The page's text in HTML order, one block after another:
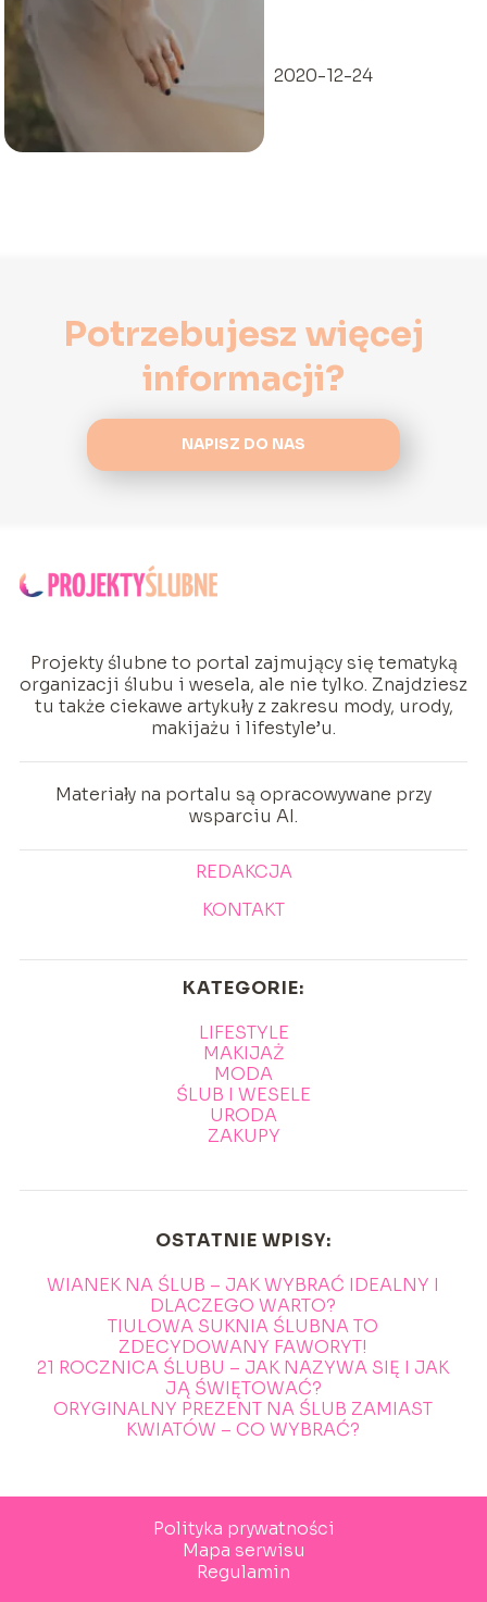
2020-12-24
Potrzebujesz więcej
informacji?
NAPISZ DO NAS
Projekty ślubne to portal zajmujący się tematyką
organizacji ślubu i wesela, ale nie tylko. Znajdziesz
tu także ciekawe artykuły z zakresu mody, urody,
makijażu i lifestyle’u.
Materiały na portalu są opracowywane przy
wsparciu AI.
REDAKCJA
KONTAKT
KATEGORIE:
LIFESTYLE
MAKIJAŻ
MODA
ŚLUB I WESELE
URODA
ZAKUPY
OSTATNIE WPISY:
WIANEK NA ŚLUB – JAK WYBRAĆ IDEALNY I
DLACZEGO WARTO?
TIULOWA SUKNIA ŚLUBNA TO
ZDECYDOWANY FAWORYT!
21 ROCZNICA ŚLUBU – JAK NAZYWA SIĘ I JAK
JĄ ŚWIĘTOWAĆ?
ORYGINALNY PREZENT NA ŚLUB ZAMIAST
KWIATÓW – CO WYBRAĆ?
Polityka prywatności
Mapa serwisu
Regulamin